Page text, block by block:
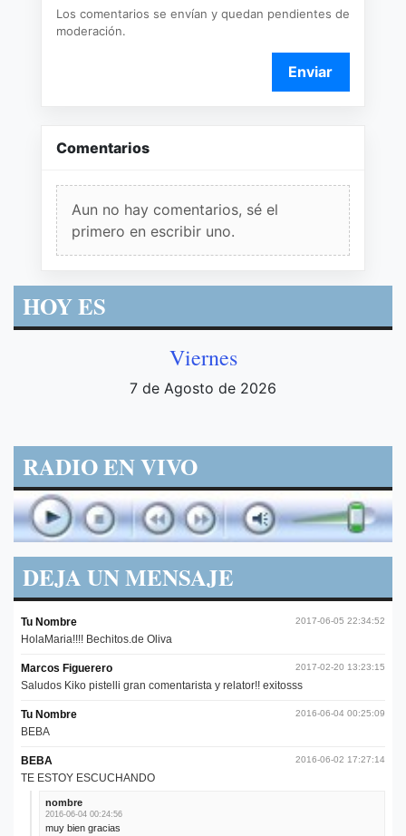
Los comentarios se envían y quedan pendientes de
moderación.
Enviar
Comentarios
Aun no hay comentarios, sé el
primero en escribir uno.
HOY ES
Viernes
7 de Agosto de 2026
RADIO EN VIVO
DEJA UN MENSAJE